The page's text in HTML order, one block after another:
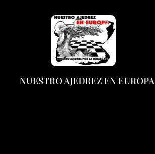
NUESTRO AJEDREZ EN EUROPA